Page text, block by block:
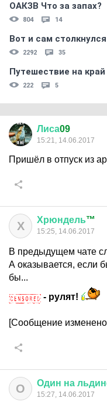
ОАКЗВ Что за запах?
804 14
Вот и сам
2292 35
Путешествие на
222 5
Лиса09
15:21, 14.06.2017
Пришёл в отпуск из
Х Хрюндель™
15:25, 14.06.2017
В предыдущем чате
А оказывается, если
бы...
- рулят!
[Сообщение
О Один на
15:27, 14.06.2017